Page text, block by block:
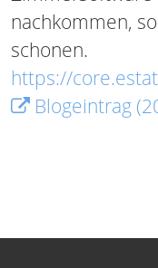
nachkommen,
schonen.
https://
Blogeintrag